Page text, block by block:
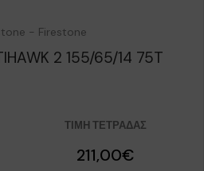
2 155/65/14 75T
ΤΙΜΉ ΤΕΤΡΆΔΑΣ
211,00€